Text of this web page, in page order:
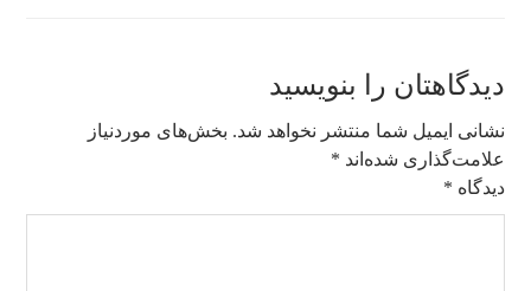
دیدگاهتان را بنویسید
نشانی ایمیل شما منتشر نخواهد شد. بخش‌های موردنیاز
علامت‌گذاری شده‌اند *
دیدگاه *